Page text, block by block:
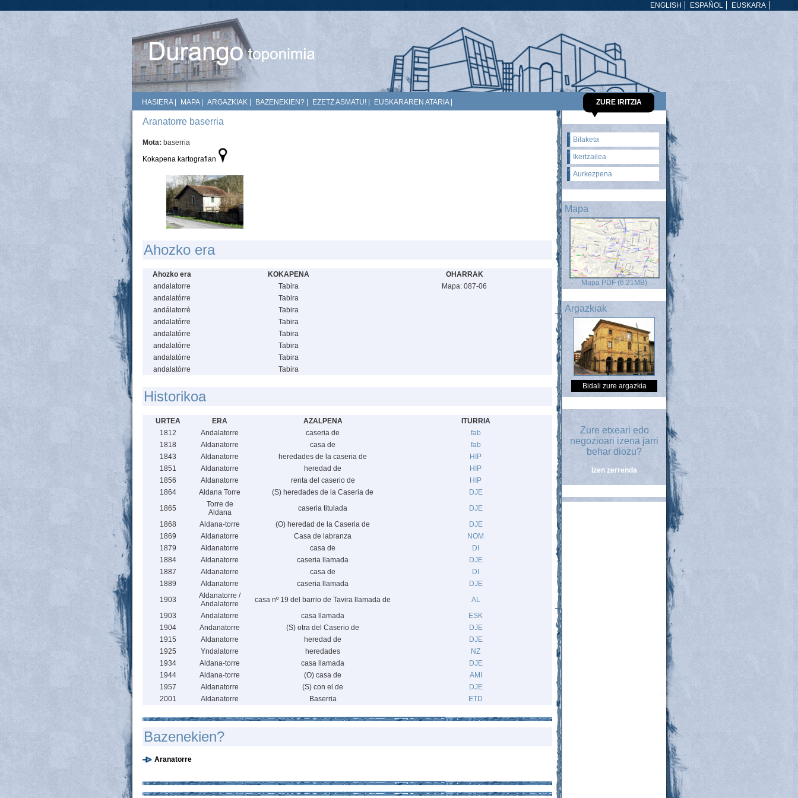
EUSKARA
ESPAÑOL
ENGLISH
HASIERA| MAPA| ARGAZKIAK BAZENEKIEN? EZETZ ASMATU! EUSKARAREN ATARIA| ZURE IRITZIA
Aranatorre baserria
Mota: baserria
Kokapena kartografian
Ahozko era
Ahozko era KOKAPENA
OHARRAK
andalatorre
Tabira
Mapa: 087-06
andalatórre
Tabira
andálatorrè
Tabira
andalatórre
Tabira
andalatórre
Tabira
andalatórre
Tabira
andalatórre
Tabira
andalatórre
Tabira
Historikoa
URTEA ERA AZALPENA
ITURRIA
1812
Andalatorre caseria de
fab
1818
Aldanatorre casa de
fab
1843
Aldanatorre heredades de la caseria de
HIP
1851
Aldanatorre heredad de
HIP
1856
Aldanatorre renta del caserio de
HIP
1864
Aldana Torre (S) heredades de la Caseria de
DJE
1865
Torre de
Aldana
caseria titulada
DJE
1868
Aldana-torre (O) heredad de la Caseria de
DJE
1869
Aldanatorre Casa de labranza
NOM
1879
Aldanatorre casa de
DI
1884
Aldanatorre caseria llamada
DJE
1887
Aldanatorre casa de
DI
1889
Aldanatorre caseria llamada
DJE
1903
Aldanatorre /
Andalatorre
casa nº 19 del barrio de Tavira llamada de
AL
1903
Andalatorre casa llamada
ESK
1904
Andanatorre (S) otra del Caserio de
DJE
1915
Aldanatorre heredad de
DJE
1925
Yndalatorre heredades
NZ
1934
Aldana-torre casa llamada
DJE
1944
Aldana-torre (O) casa de
AMI
1957
Aldanatorre (S) con el de
DJE
2001
Aldanatorre Baserria ETD
Bazenekien?
Aranatorre
Bilaketa
Ikertzailea
Aurkezpena
Mapa
Mapa PDF (6.21MB)
Argazkiak
Bidali zure argazkia
Zure etxeari edo
negozioari izena jarri
behar diozu?
Izen zerrenda